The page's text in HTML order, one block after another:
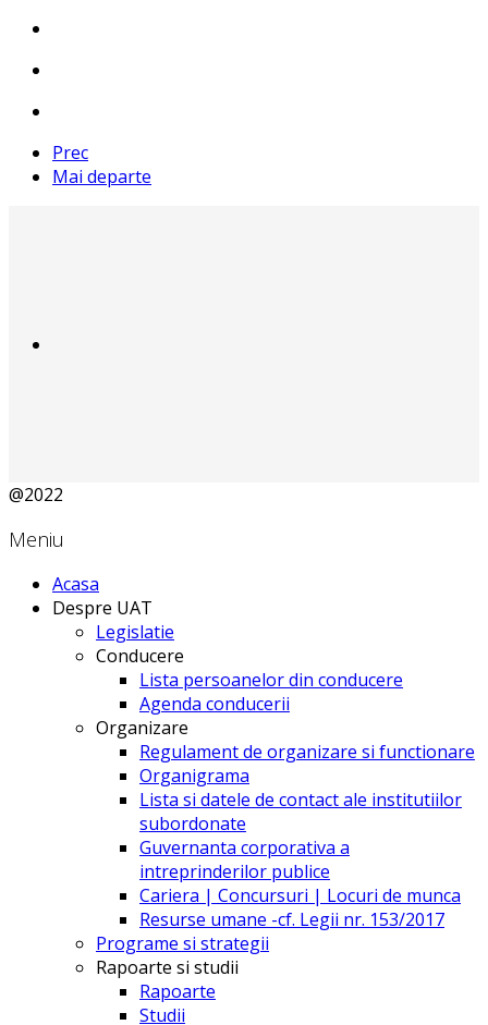
Prec
Mai departe
@2022
Meniu
Acasa
Despre UAT
Legislatie
Conducere
Lista persoanelor din conducere
Agenda conducerii
Organizare
Regulament de organizare si functionare
Organigrama
Lista si datele de contact ale institutiilor
subordonate
Guvernanta corporativa a
intreprinderilor publice
Cariera | Concursuri | Locuri de munca
Resurse umane -cf. Legii nr. 153/2017
Programe si strategii
Rapoarte si studii
Rapoarte
Studii